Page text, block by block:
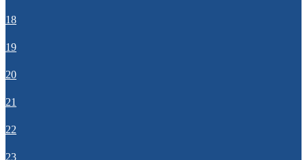
18
19
20
21
22
23